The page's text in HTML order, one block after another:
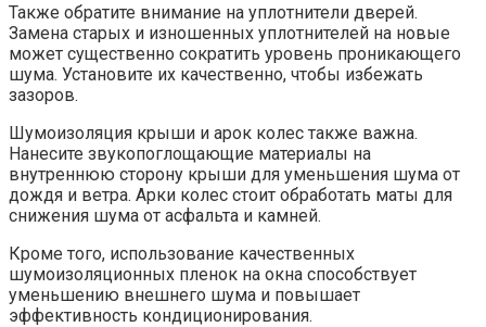
Также обратите внимание на уплотнители дверей.
Замена старых и изношенных уплотнителей на новые
может существенно сократить уровень проникающего
шума. Установите их качественно, чтобы избежать
зазоров.
Шумоизоляция крыши и арок колес также важна.
Нанесите звукопоглощающие мате­риалы на
внутреннюю сторону крыши для уменьшения шума от
дождя и ветра. Арки колес стоит обработать маты для
снижения шума от асфальта и камней.
Кроме того, использование качественных
шумоизоляционных пленок на окна способствует
уменьшению внешнего шума и повышает
эффективность кондиционирования.